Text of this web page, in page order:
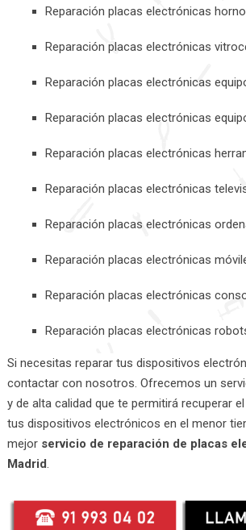
Reparación placas electrónicas
Reparación placas electrónicas
Reparación placas electrónicas
Reparación placas electrónicas
Reparación placas electrónicas
Reparación placas electrónicas
Reparación placas electrónicas
Reparación placas electrónicas
Reparación placas electrónicas
Reparación placas electrónicas
Si necesitas reparar tus dispositivos
contactar con nosotros. Ofrecemos un
y de alta calidad que te permitirá recuperar
tus dispositivos electrónicos en el menor
mejor servicio de reparación de placas
Madrid.